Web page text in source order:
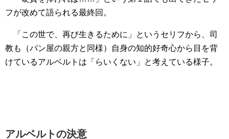
フが改めて語られる最終回。
「この世で、再び生きるために」というセリフから、司
教も（パン屋の親方と同様）自身の知的好奇心から目を背
けているアルベルトは「らいくない」と考えている様子。
アルベルトの決意